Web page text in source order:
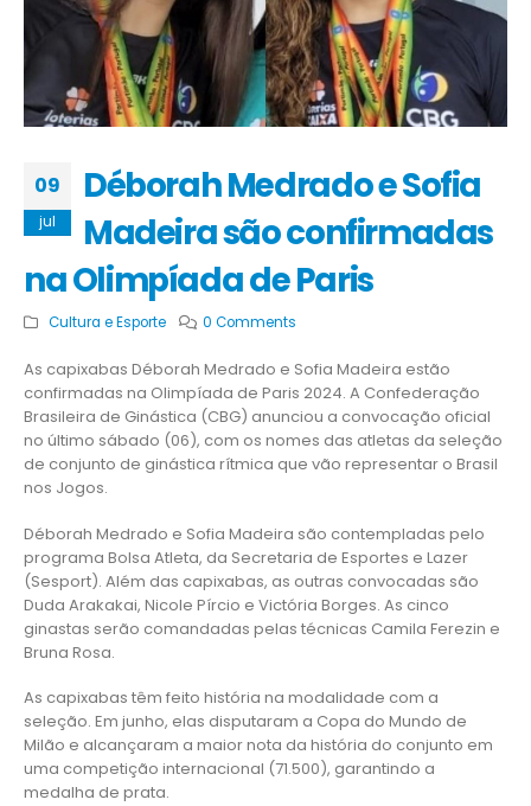
09
jul
Déborah Medrado e Sofia
Madeira são confirmadas
na Olimpíada de Paris
Cultura e Esporte 0 Comments
As capixabas Déborah Medrado e Sofia Madeira estão
confirmadas na Olimpíada de Paris 2024. A Confederação
Brasileira de Ginástica (CBG) anunciou a convocação oficial
no último sábado (06), com os nomes das atletas da seleção
de conjunto de ginástica rítmica que vão representar o Brasil
nos Jogos.
Déborah Medrado e Sofia Madeira são contempladas pelo
programa Bolsa Atleta, da Secretaria de Esportes e Lazer
(Sesport). Além das capixabas, as outras convocadas são
Duda Arakakai, Nicole Pírcio e Victória Borges. As cinco
ginastas serão comandadas pelas técnicas Camila Ferezin e
Bruna Rosa.
As capixabas têm feito história na modalidade com a
seleção. Em junho, elas disputaram a Copa do Mundo de
Milão e alcançaram a maior nota da história do conjunto em
uma competição internacional (71.500), garantindo a
medalha de prata.